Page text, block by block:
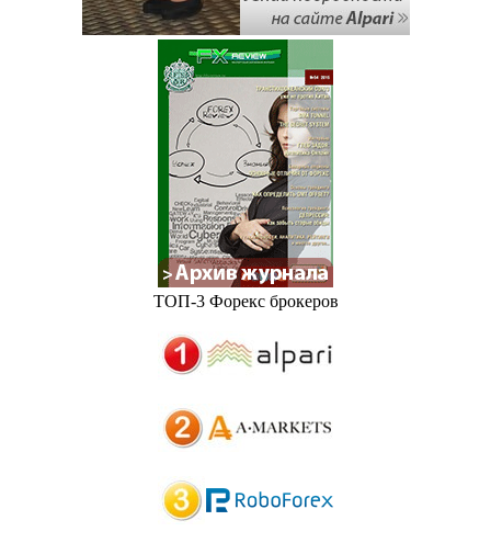
ТОП-3 Форекс брокеров